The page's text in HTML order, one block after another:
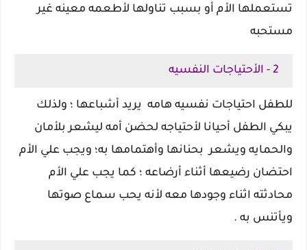
تستعملها الأم أو بسبب تناولها لأطعمه معينه غير
مستحبه
2 - الأحتياجات النفسيه
للطفل احتياجات نفسيه هامه يريد أشباعها ؛ ولذلك
يبكي الطفل أحيانا لأحتياجه لحضن أمه ليشعر بلأمان
والحمايه ويشعر بحنانها وأهتمامها به؛ ويجب علي الأم
احتضان رضيعها أثناء أرضاعه ؛ كما يجب علي الأم
محادثته اثناء وجودها معه لأنه يحب سماع صوتها
ويأتنس به .